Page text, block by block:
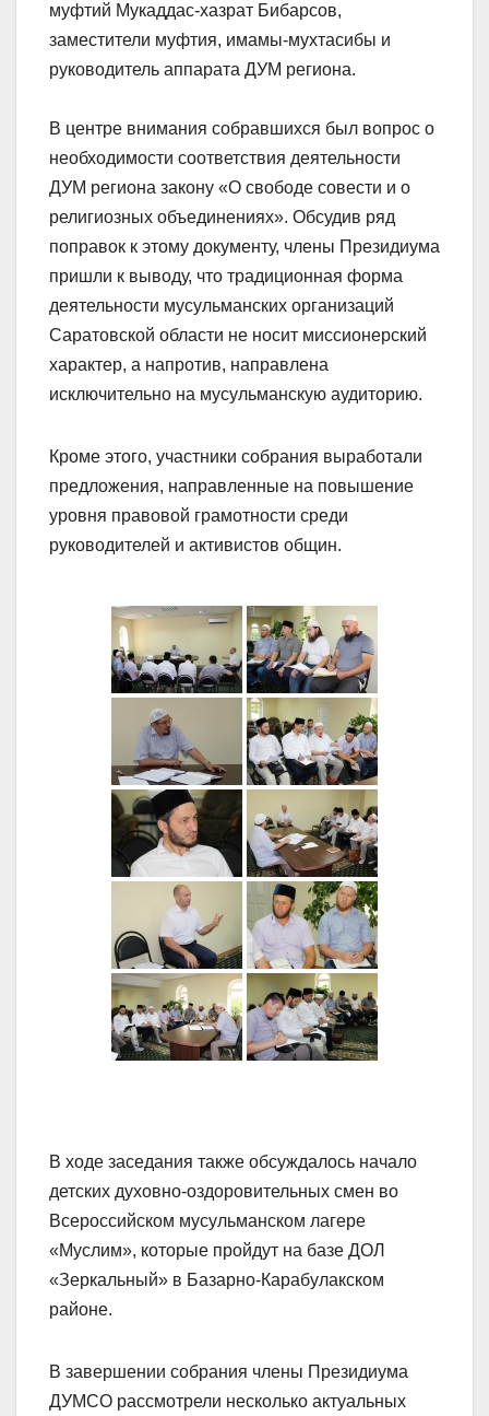
муфтий Мукаддас-хазрат Бибарсов,
заместители муфтия, имамы-мухтасибы и
руководитель аппарата ДУМ региона.
В центре внимания собравшихся был вопрос о
необходимости соответствия деятельности
ДУМ региона закону «О свободе совести и о
религиозных объединениях». Обсудив ряд
поправок к этому документу, члены Президиума
пришли к выводу, что традиционная форма
деятельности мусульманских организаций
Саратовской области не носит миссионерский
характер, а напротив, направлена
исключительно на мусульманскую аудиторию.
Кроме этого, участники собрания выработали
предложения, направленные на повышение
уровня правовой грамотности среди
руководителей и активистов общин.
В ходе заседания также обсуждалось начало
детских духовно-оздоровительных смен во
Всероссийском мусульманском лагере
«Муслим», которые пройдут на базе ДОЛ
«Зеркальный» в Базарно-Карабулакском
районе.
В завершении собрания члены Президиума
ДУМСО рассмотрели несколько актуальных